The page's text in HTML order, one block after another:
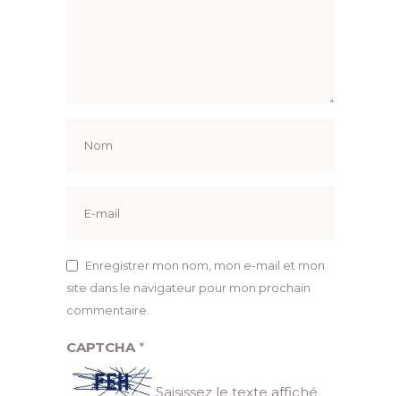
Enregistrer mon nom, mon e-mail et mon
site dans le navigateur pour mon prochain
commentaire.
CAPTCHA *
Saisissez le texte affiché